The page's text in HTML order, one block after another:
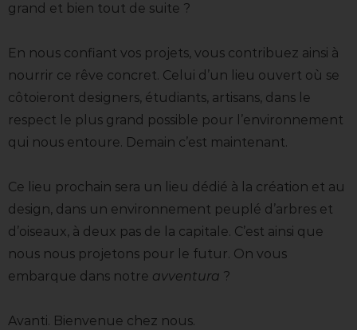
grand et bien tout de suite ?
En nous confiant vos projets, vous contribuez ainsi à
nourrir ce rêve concret. Celui d’un lieu ouvert où se
côtoieront designers, étudiants, artisans, dans le
respect le plus grand possible pour l’environnement
qui nous entoure. Demain c’est maintenant.
Ce lieu prochain sera un lieu dédié à la création et au
design, dans un environnement peuplé d’arbres et
d’oiseaux, à deux pas de la capitale. C’est ainsi que
nous nous projetons pour le futur. On vous
embarque dans notre avventura ?
Avanti. Bienvenue chez nous.